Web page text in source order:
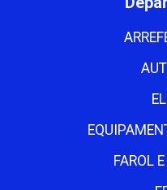
FAROL